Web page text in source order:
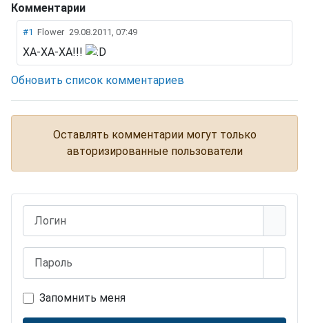
Бутаоши
Комментарии
#1 Flower 29.08.2011, 07:49
ХА-ХА-ХА!!!
Обновить список комментариев
Оставлять комментарии могут только
авторизированные пользователи
Запомнить меня